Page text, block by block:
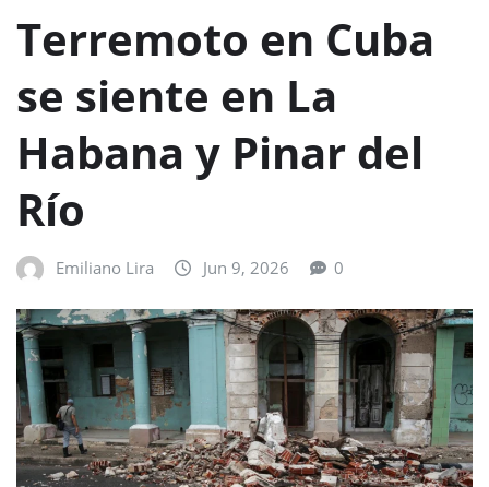
Terremoto en Cuba
se siente en La
Habana y Pinar del
Río
Emiliano Lira Jun 9, 2026 0